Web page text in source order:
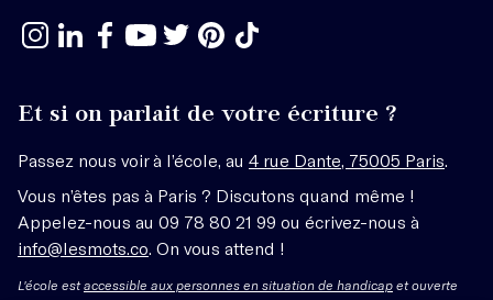
Et si on parlait de votre écriture ?
Passez nous voir à l’école, au 4 rue Dante, 75005 Paris
Vous n’êtes pas à Paris ? Discutons quand même !
Appelez-nous au 09 78 80 21 99 ou écrivez-nous à
info@lesmots.co . On vous attend !
L'école estaccessible aux personnes en situation de handicap et ouverte